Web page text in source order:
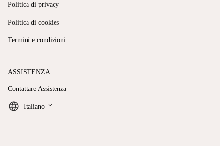
Politica di privacy
Politica di cookies
Termini e condizioni
ASSISTENZA
Contattare Assistenza
Italiano keyboard_arrow_down